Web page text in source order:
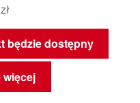
zł
będzie dostępny
więcej